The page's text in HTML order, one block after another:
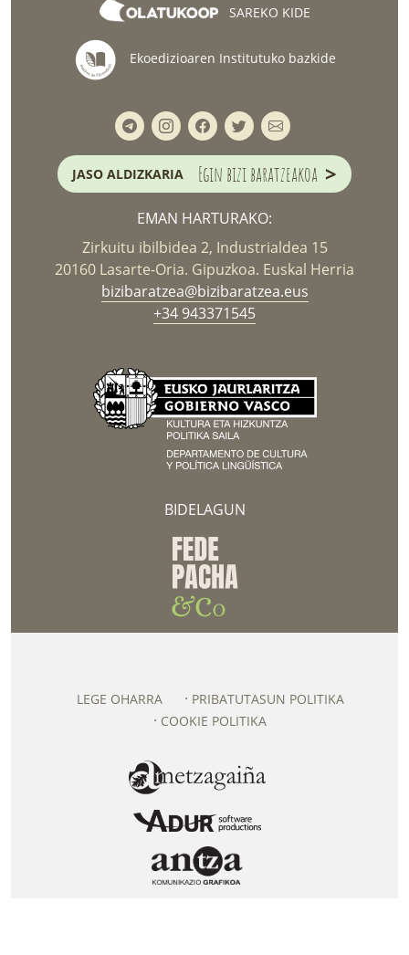
SAREKO KIDE
Ekoedizioaren Institutuko bazkide
JASO ALDIZKARIA Egin bizi baratzeakoa >
EMAN HARTURAKO:
Zirkuitu ibilbidea 2, Industrialdea 15
20160 Lasarte-Oria. Gipuzkoa. Euskal Herria
bizibaratzea@bizibaratzea.eus
+34 943371545
BIDELAGUN
LEGE OHARRA
PRIBATUTASUN POLITIKA
COOKIE POLITIKA